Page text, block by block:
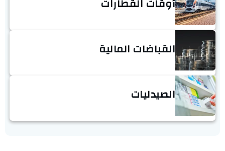
أوقات القطارات
القباضات المالية
الصيدليات